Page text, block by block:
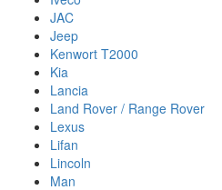
JAC
Jeep
Kenwort T2000
Kia
Lancia
Land Rover / Range Rover
Lexus
Lifan
Lincoln
Man